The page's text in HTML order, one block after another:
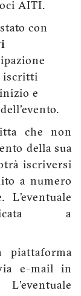
AITI.
con
iscritti
e
che non
della sua
iscriversi
a numero
L’eventuale
a
e-mail in